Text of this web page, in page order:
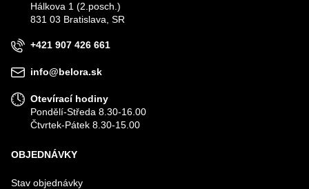
VÁŠ E-MAIL
Hálkova 1 (2.posch.)
831 03 Bratislava, SR
+421 907 426 661
info@belora.sk
Otevírací hodiny
Pondělí-Středa 8.30-16.00
Čtvrtek-Pátek 8.30-15.00
OBJEDNÁVKY
Stav objednávky